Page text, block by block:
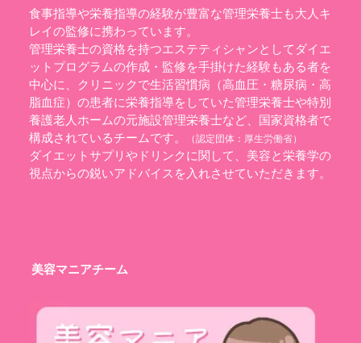
食事指導や栄養指導の経験が豊富な管理栄養士も大人キ
レイの監修に携わっています。
管理栄養士の資格を持つエステティシャンとしてダイエ
ットプログラムの作成・監修を手掛けた経験もある者を
中心に、クリニックで生活習慣病（高血圧・糖尿病・高
脂血症）の患者に栄養指導をしていた管理栄養士や特別
養護老人ホームの元施設管理栄養士など、国家資格者で
構成されているチームです。
（認定団体： 厚生労働省）
ダイエットサプリやドリンクに関して、美容と栄養学の
視点からの鋭いアドバイスを入れさせていただきます。
美容マニアチーム